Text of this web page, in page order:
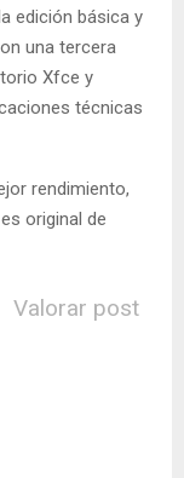
edición básica y
una tercera
Xfce y
técnicas
rendimiento,
original de
Valorar post